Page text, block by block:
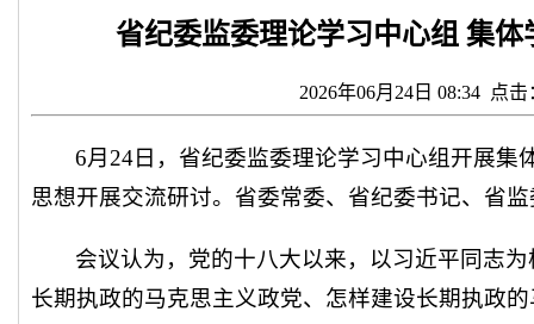
省纪委监委理论学习中心组 集
2026年06月24日 08:34 点击
6月24日，省纪委监委理论学习中心组开展集
思想开展交流研讨。省委常委、省纪委书记、省
会议认为，党的十八大以来，以习近平同志
长期执政的马克思主义政党、怎样建设长期执政